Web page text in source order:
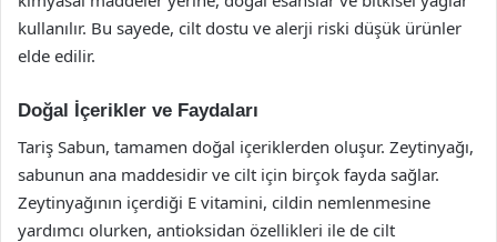
kullanılır. Bu sayede, cilt dostu ve alerji riski düşük ürünler
elde edilir.
Doğal İçerikler ve Faydaları
Tariş Sabun, tamamen doğal içeriklerden oluşur. Zeytinyağı,
sabunun ana maddesidir ve cilt için birçok fayda sağlar.
Zeytinyağının içerdiği E vitamini, cildin nemlenmesine
yardımcı olurken, antioksidan özellikleri ile de cilt